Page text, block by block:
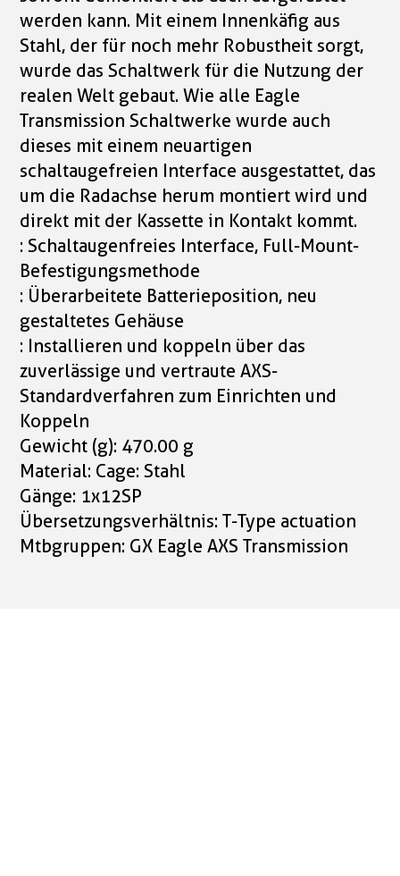
werden kann. Mit einem Innenkäfig aus
Stahl, der für noch mehr Robustheit sorgt,
wurde das Schaltwerk für die Nutzung der
realen Welt gebaut. Wie alle Eagle
Transmission Schaltwerke wurde auch
dieses mit einem neuartigen
schaltaugefreien Interface ausgestattet, das
um die Radachse herum montiert wird und
direkt mit der Kassette in Kontakt kommt.
: Schaltaugenfreies Interface, Full-Mount-
Befestigungsmethode
: Überarbeitete Batterieposition, neu
gestaltetes Gehäuse
: Installieren und koppeln über das
zuverlässige und vertraute AXS-
Standardverfahren zum Einrichten und
Koppeln
Gewicht (g): 470.00 g
Material: Cage: Stahl
Gänge: 1x12SP
Übersetzungsverhältnis: T-Type actuation
Mtbgruppen: GX Eagle AXS Transmission